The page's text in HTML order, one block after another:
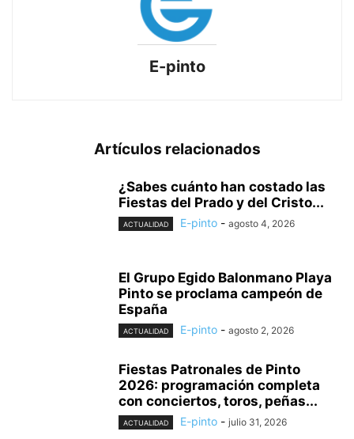
E-pinto
Artículos relacionados
¿Sabes cuánto han costado las
Fiestas del Prado y del Cristo...
ACTUALIDAD E-pinto - agosto 4, 2026
El Grupo Egido Balonmano Playa
Pinto se proclama campeón de
España
ACTUALIDAD E-pinto - agosto 2, 2026
Fiestas Patronales de Pinto
2026: programación completa
con conciertos, toros, peñas...
ACTUALIDAD E-pinto - julio 31, 2026